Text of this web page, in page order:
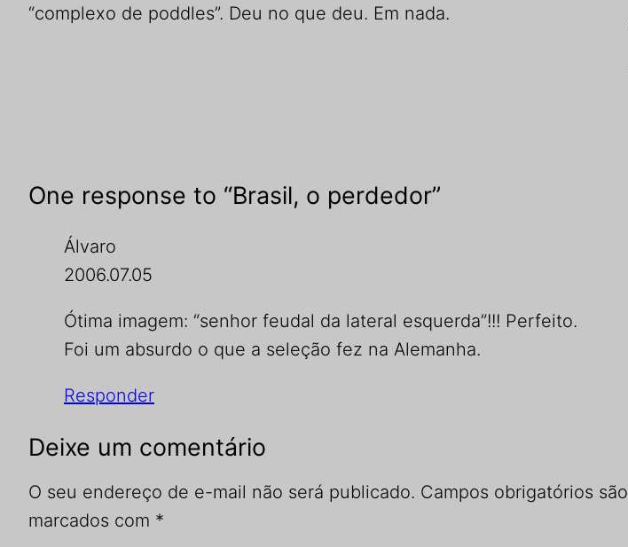
“complexo de poddles”. Deu no que deu. Em nada.
One response to “Brasil, o perdedor”
Álvaro
2006.07.05
Ótima imagem: “senhor feudal da lateral esquerda”!!! Perfeito.
Foi um absurdo o que a seleção fez na Alemanha.
Responder
Deixe um comentário
O seu endereço de e-mail não será publicado. Campos obrigatórios são
marcados com *